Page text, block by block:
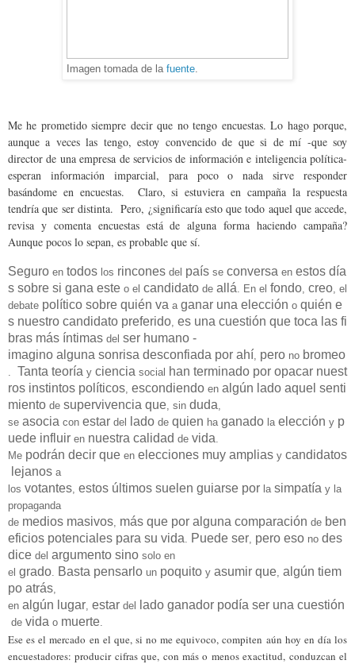
Imagen tomada de la fuente.
Me he prometido siempre decir que no tengo encuestas. Lo hago porque,
aunque a veces las tengo, estoy convencido de que si de mí -que soy
director de una empresa de servicios de información e inteligencia política-
esperan información imparcial, para poco o nada sirve responder
basándome en encuestas. Claro, si estuviera en campaña la respuesta
tendría que ser distinta. Pero, ¿significaría esto que todo aquel que accede,
revisa y comenta encuestas está de alguna forma haciendo campaña?
Aunque pocos lo sepan, es probable que sí.
Seguro en todos los rincones del país se conversa en estos día
s sobre si gana este o el candidato de allá . En el fondo creo , el
debate político sobre quién va a ganar una elección o quién e
s nuestro candidato preferido es una cuestión que toca las fi
bras más íntimas del ser humano -
imagino alguna sonrisa desconfiada por ahí pero no bromeo
Tanta teoría y ciencia social han terminado por opacar nuest
ros instintos políticos escondiendo en algún lado aquel senti
miento de supervivencia que , sin duda
se asocia con estar del lado de quien ha ganado la elección y p
uede influir en nuestra calidad de vida
Me podrán decir que en elecciones muy amplias y candidatos
lejanos a
los votantes estos últimos suelen guiarse por la simpatía y la
propaganda
de medios masivos más que por alguna comparación de ben
eficios potenciales para su vida Puede ser pero eso no des
dice del argumento sino solo en
el grado Basta pensarlo un poquito y asumir que algún tiem
po atrás
en algún lugar estar del lado ganador podía ser una cuestión
de vida o muerte
Ese es el mercado en el que, si no me equivoco, compiten aún hoy en día los
encuestadores: producir cifras que, con más o menos exactitud, conduzcan el